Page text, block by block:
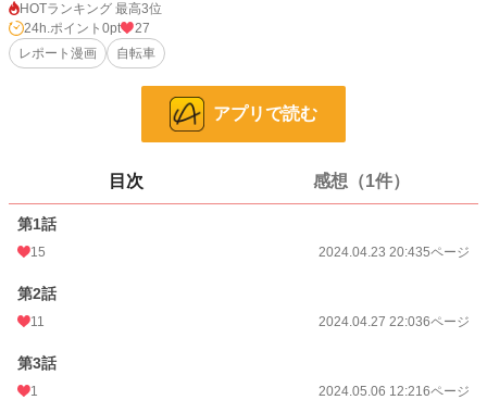
一般男性向け 2,374 位 / 2,374 件
お気に入り 6
初回公開日時 2024.04.23 20:43
週間ポイント
年間ポイント
累計ポイント
HOTランキング 最高3位
24h.ポイント 0pt
27
レポート漫画
自転車
アプリで読む
目次 感想（1件）
第1話
15 2024.04.23 20:435ページ
第2話
11 2024.04.27 22:036ページ
第3話
1 2024.05.06 12:216ページ